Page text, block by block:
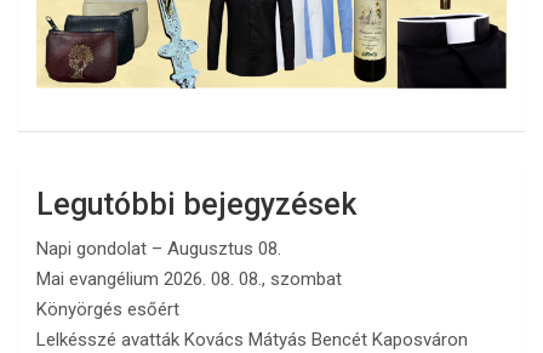
Legutóbbi bejegyzések
Napi gondolat – Augusztus 08.
Mai evangélium 2026. 08. 08., szombat
Könyörgés esőért
Lelkésszé avatták Kovács Mátyás Bencét Kaposváron